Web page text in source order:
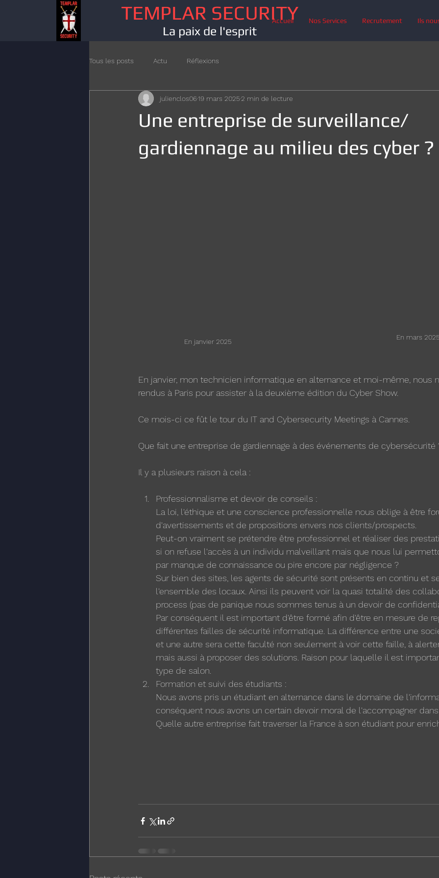
TEMPLAR SECURITY
La paix de l'esprit
Accueil Nos Services Recrutement Ils
Tous les posts Actu Réflexions
Une entreprise de surveillance/
gardiennage au milieu des cyber ?
julienclos06 19 mars 20252 min de lecture
En janvier 2025
En mars
En janvier, mon technicien informatique en alternance et moi-même, nous
rendus à Paris pour assister à la deuxième édition du Cyber Show.
Ce mois-ci ce fût le tour du IT and Cybersecurity Meetings à Cannes.
Que fait une entreprise de gardiennage à des événements de cybersécurité
Il y a plusieurs raison à cela :
Professionnalisme et devoir de conseils :
La loi, l'éthique et une conscience professionnelle nous oblige à être
d'avertissements et de propositions envers nos clients/prospects.
Peut-on vraiment se prétendre être professionnel et réaliser des
si on refuse l'accès à un individu malveillant mais que nous lui
par manque de connaissance ou pire encore par négligence ?
Sur bien des sites, les agents de sécurité sont présents en continu et
l'ensemble des locaux. Ainsi ils peuvent voir la quasi totalité des
process (pas de panique nous sommes tenus à un devoir de
Par conséquent il est important d'être formé afin d'être en mesure de
différentes failles de sécurité informatique. La différence entre une
et une autre sera cette faculté non seulement à voir cette faille, à
mais aussi à proposer des solutions. Raison pour laquelle il est
type de salon.
Formation et suivi des étudiants :
Nous avons pris un étudiant en alternance dans le domaine de
conséquent nous avons un certain devoir moral de l'accompagner
Quelle autre entreprise fait traverser la France à son étudiant pour